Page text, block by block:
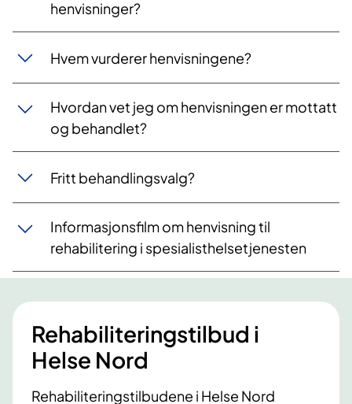
henvisninger?
Hvem vurderer henvisningene?
Hvordan vet jeg om henvisningen er mottatt
og behandlet?
Fritt behandlingsvalg?
Informasjonsfilm om henvisning til
rehabilitering i spesialisthelsetjenesten
Rehabiliteringstilbud i
Helse Nord
Rehabiliteringstilbudene i Helse Nord